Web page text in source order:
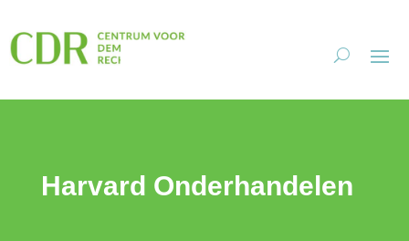
Harvard Onderhandelen